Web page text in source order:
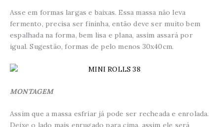
Asse em formas largas e baixas. Essa massa não leva
fermento, precisa ser fininha, então deve ser muito bem
espalhada na forma, bem lisa e plana, assim assará por
igual. Sugestão, formas de pelo menos 30x40cm.
MONTAGEM
Assim que a massa esfriar já pode ser recheada e enrolada.
Deixe o lado mais enrugado para cima, assim ele será